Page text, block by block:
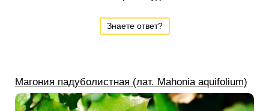
Знаете ответ?
Магония падуболистная (лат. Mahonia aquifolium)